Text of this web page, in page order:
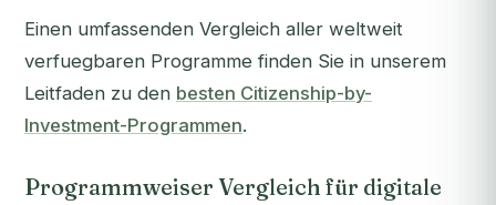
Einen umfassenden Vergleich aller weltweit
verfuegbaren Programme finden Sie in unserem
Leitfaden zu den besten Citizenship-by-
Investment-Programmen.
Programmweiser Vergleich für digitale